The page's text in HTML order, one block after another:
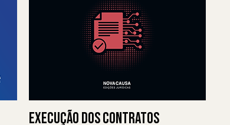
Execução dos Contratos